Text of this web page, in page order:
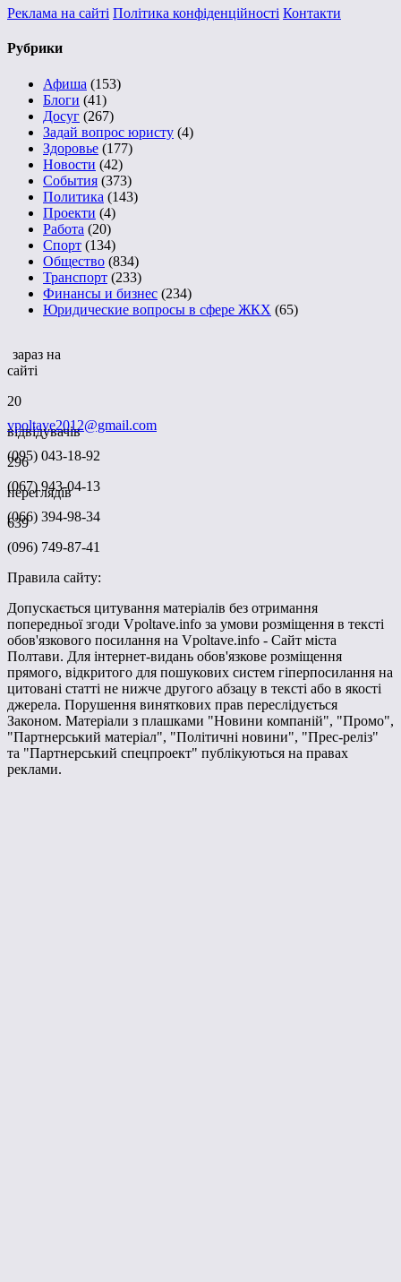
Реклама на сайті Політика конфіденційності Контакти
Рубрики
Афиша (153)
Блоги (41)
Досуг (267)
Задай вопрос юристу (4)
Здоровье (177)
Новости (42)
События (373)
Политика (143)
Проекти (4)
Работа (20)
Спорт (134)
Общество (834)
Транспорт (233)
Финансы и бизнес (234)
Юридические вопросы в сфере ЖКХ (65)
зараз на
сайті
20
відвідувачів
296
переглядів
639
vpoltave2012@gmail.com
(095) 043-18-92
(067) 943-04-13
(066) 394-98-34
(096) 749-87-41
Правила сайту:
Допускається цитування матеріалів без отримання
попередньої згоди Vpoltave.info за умови розміщення в тексті
обов'язкового посилання на Vpoltave.info - Сайт міста
Полтави. Для інтернет-видань обов'язкове розміщення
прямого, відкритого для пошукових систем гіперпосилання на
цитовані статті не нижче другого абзацу в тексті або в якості
джерела. Порушення виняткових прав переслідується
Законом. Матеріали з плашками "Новини компаній", "Промо",
"Партнерський матеріал", "Політичні новини", "Прес-реліз"
та "Партнерський спецпроект" публікуються на правах
реклами.